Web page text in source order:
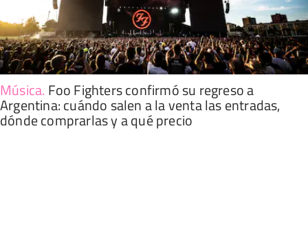
Música. Foo Fighters confirmó su regreso a
Argentina: cuándo salen a la venta las entradas,
dónde comprarlas y a qué precio